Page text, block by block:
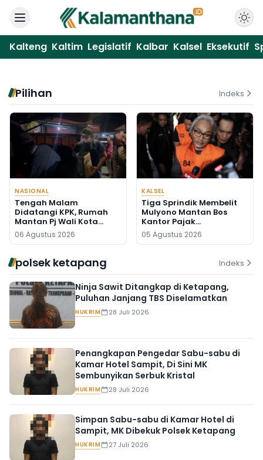
Kalteng Kaltim Legislatif Kalbar Kalsel Eksekutif
Pilihan Indeks
NASIONAL
Tengah Malam
Didatangi KPK, Rumah
Mantan Pj Wali Kota
Digeledah, Empat Koper
Dibawa
06 Agustus 2026
KALSEL
Tiga Sprindik Membelit
Mulyono Mantan Bos
Kantor Pajak
Banjarmasin
05 Agustus 2026
polsek ketapang Indeks
Ninja Sawit Ditangkap di Ketapang,
Puluhan Janjang TBS Diselamatkan
HUKRIM 28 Juli 2026
Penangkapan Pengedar Sabu-sabu di
Kamar Hotel Sampit, Di Sini MK
Sembunyikan Serbuk Kristal
HUKRIM 28 Juli 2026
Simpan Sabu-sabu di Kamar Hotel di
Sampit, MK Dibekuk Polsek Ketapang
HUKRIM 27 Juli 2026